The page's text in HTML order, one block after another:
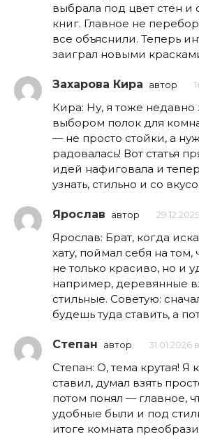
выбрала под цвет стен
книг. Главное не
все объяснили. Теперь
заиграл новыми
Захарова Кира автор
Кира: Ну, я тоже недавно
выбором полок для
— не просто стойки, а
радовалась! Вот статья
идей нафиговала и
узнать, стильно и со
Ярослав автор
Ярослав: Брат, когда
хату, поймал себя на том,
не только красиво, но и
например, деревянные
стильные. Советую:
будешь туда ставить, а
Степан автор 31.01.2026
Степан: О, тема крутая! Я
ставил, думал взять
потом понял — главное,
удобные были и под
итоге комната